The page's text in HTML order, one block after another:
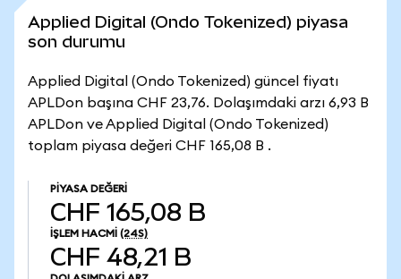
Applied Digital (Ondo Tokenized) piyasa
son durumu
Applied Digital (Ondo Tokenized) güncel fiyatı
APLDon başına CHF 23,76. Dolaşımdaki arzı 6,93 B
APLDon ve Applied Digital (Ondo Tokenized)
toplam piyasa değeri CHF 165,08 B .
PIYASA DEĞERI
CHF 165,08 B
İŞLEM HACMI (24S)
CHF 48,21 B